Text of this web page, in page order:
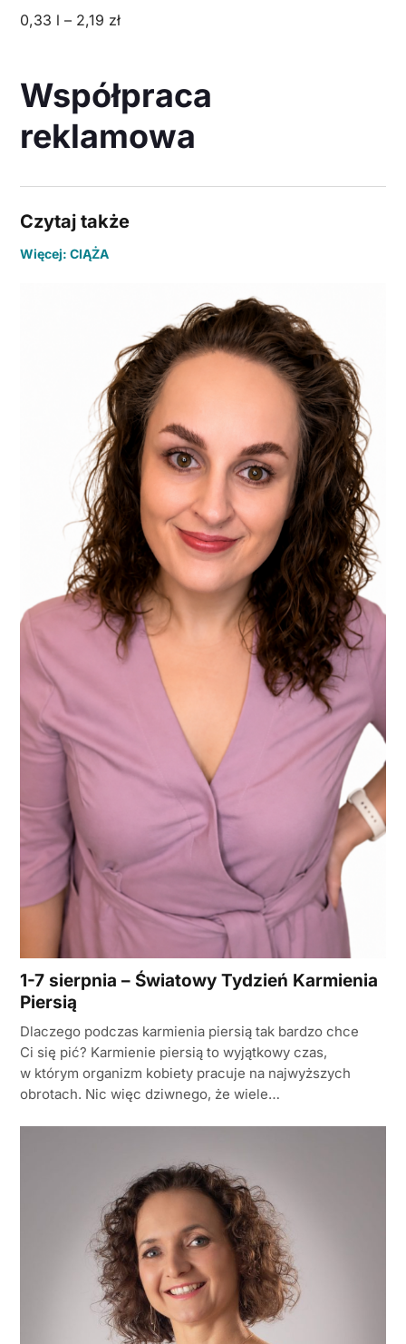
0,33 l – 2,19 zł
Współpraca
reklamowa
Czytaj także
Więcej: CIĄŻA
1-7 sierpnia – Światowy Tydzień Karmienia
Piersią
Dlaczego podczas karmienia piersią tak bardzo chce
Ci się pić? Karmienie piersią to wyjątkowy czas,
w którym organizm kobiety pracuje na najwyższych
obrotach. Nic więc dziwnego, że wiele…